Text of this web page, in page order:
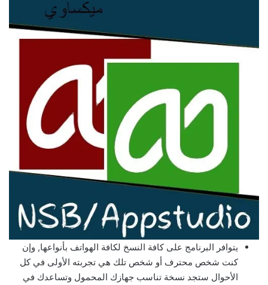
يتوافر البرنامج على كافة النسخ لكافة الهواتف بأنواعها, وإن
كنت شخص محترف أو شخص تلك هي تجربته الأولى في كل
الأحوال ستجد نسخة تناسب جهازك المحمول وتساعدك في